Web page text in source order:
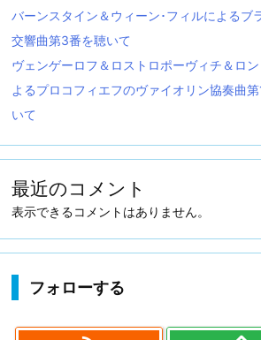
バーンスタイン＆ウィーン･フィルによるブ
交響曲第3番を聴いて
ヴェンゲーロフ＆ロストロポーヴィチ＆ロ
よるプロコフィエフのヴァイオリン協奏曲
いて
最近のコメント
表示できるコメントはありません。
フォローする